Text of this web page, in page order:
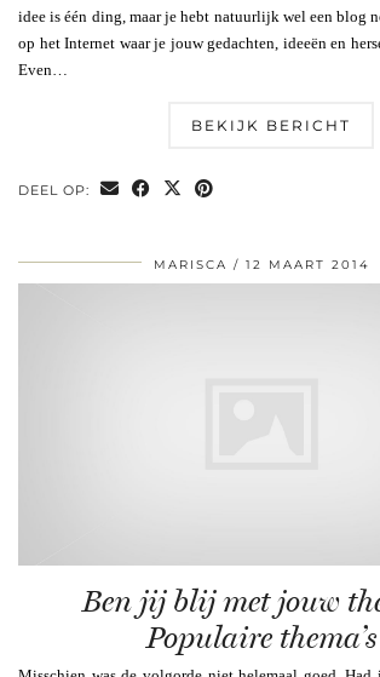
idee is één ding, maar je hebt natuurlijk wel een blog
op het Internet waar je jouw gedachten, ideeën en
Even…
BEKIJK BERICHT
DEEL OP:
MARISCA 12 MAART 2014
Ben jij blij met jouw
Populaire thema’s